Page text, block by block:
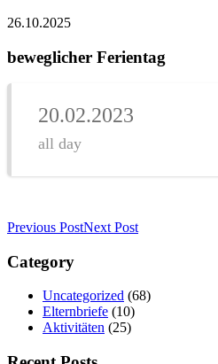
26.10.2025
beweglicher Ferientag
20.02.2023
all day
Previous PostNext Post
Category
Uncategorized (68)
Elternbriefe (10)
Aktivitäten (25)